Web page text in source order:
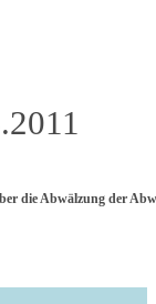
die Abwälzung der